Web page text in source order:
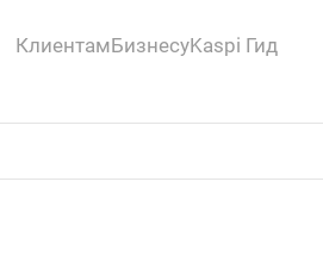
КлиентамБизнесуKaspi Гид